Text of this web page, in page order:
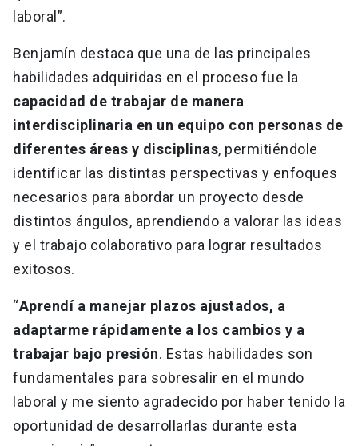
laboral”.
Benjamín destaca que una de las principales
habilidades adquiridas en el proceso fue la
capacidad de trabajar de manera
interdisciplinaria en un equipo con personas de
diferentes áreas y disciplinas, permitiéndole
identificar las distintas perspectivas y enfoques
necesarios para abordar un proyecto desde
distintos ángulos, aprendiendo a valorar las ideas
y el trabajo colaborativo para lograr resultados
exitosos.
“Aprendí a manejar plazos ajustados, a
adaptarme rápidamente a los cambios y a
trabajar bajo presión. Estas habilidades son
fundamentales para sobresalir en el mundo
laboral y me siento agradecido por haber tenido la
oportunidad de desarrollarlas durante esta